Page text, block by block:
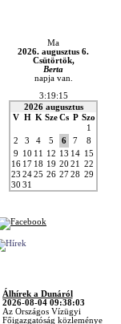
Ma
2026. augusztus 6.
Csütörtök,
Berta
napja van.
3:19:15
2026 augusztus
V H K SzeCs P Szo
1
2
3 4 5 6 7
8
9
10 11 12 13 14 15
16 17 18 19 20 21
22
23 2425 26 2728 29
30 31
2026-08-04 09:38:03
Az Országos Vízügyi
Főigazgatóság közleménye
tovább...